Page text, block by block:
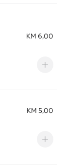
KM 6,00
KM 5,00